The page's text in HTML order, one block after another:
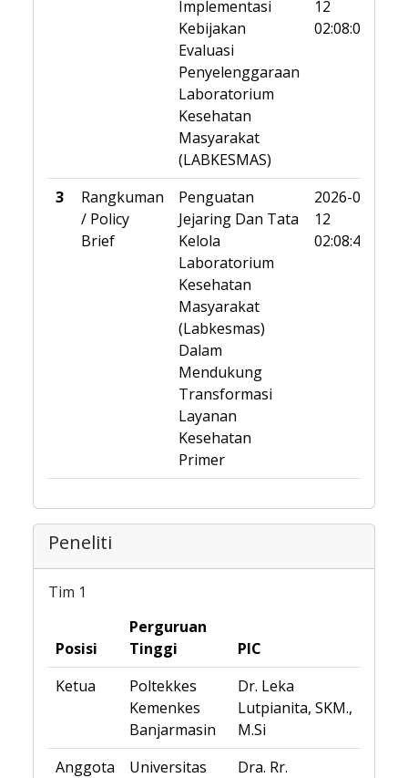
Implementasi
Kebijakan
Evaluasi
Penyelenggaraan
Laboratorium
Kesehatan
Masyarakat
(LABKESMAS)
12
02:08:05
3
Rangkuman
/ Policy
Brief
Penguatan
Jejaring Dan Tata
Kelola
Laboratorium
Kesehatan
Masyarakat
(Labkesmas)
Dalam
Mendukung
Transformasi
Layanan
Kesehatan
Primer
2026-02-
12
02:08:43
Peneliti
Tim 1
Posisi
Perguruan
Tinggi
PIC
Ketua
Poltekkes
Kemenkes
Banjarmasin
Dr. Leka
Lutpianita, SKM.,
M.Si
Anggota
Universitas
Dra. Rr.